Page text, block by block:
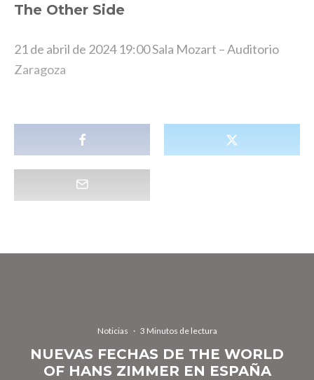
The Other Side
21 de abril de 2024 19:00Sala Mozart – Auditorio
Zaragoza
Noticias · 3 Minutos de lectura
NUEVAS FECHAS DE THE WORLD
OF HANS ZIMMER EN ESPAÑA